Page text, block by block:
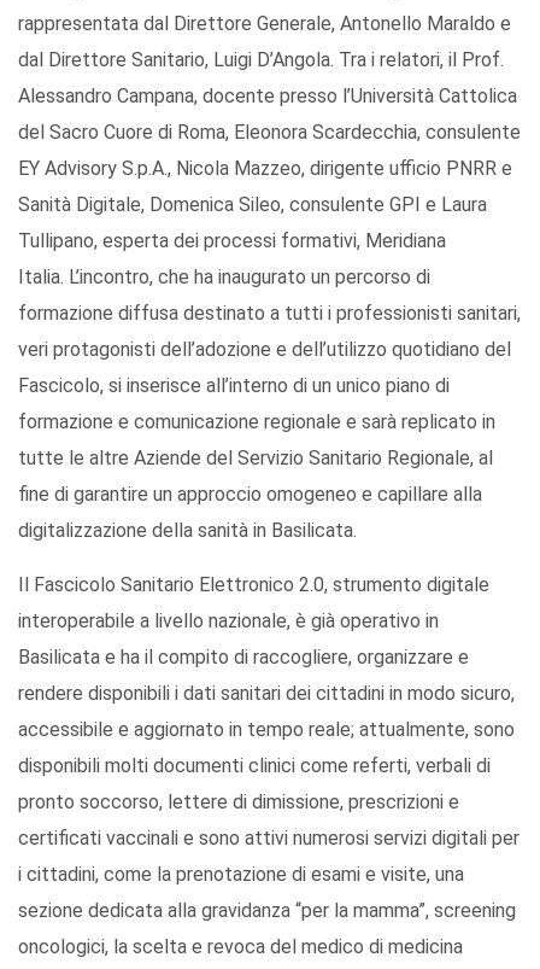
rappresentata dal Direttore Generale, Antonello Maraldo e
dal Direttore Sanitario, Luigi D’Angola. Tra i relatori, il Prof.
Alessandro Campana, docente presso l’Università Cattolica
del Sacro Cuore di Roma, Eleonora Scardecchia, consulente
EY Advisory S.p.A., Nicola Mazzeo, dirigente ufficio PNRR e
Sanità Digitale, Domenica Sileo, consulente GPI e Laura
Tullipano, esperta dei processi formativi, Meridiana
Italia. L’incontro, che ha inaugurato un percorso di
formazione diffusa destinato a tutti i professionisti sanitari,
veri protagonisti dell’adozione e dell’utilizzo quotidiano del
Fascicolo, si inserisce all’interno di un unico piano di
formazione e comunicazione regionale e sarà replicato in
tutte le altre Aziende del Servizio Sanitario Regionale, al
fine di garantire un approccio omogeneo e capillare alla
digitalizzazione della sanità in Basilicata.
Il Fascicolo Sanitario Elettronico 2.0, strumento digitale
interoperabile a livello nazionale, è già operativo in
Basilicata e ha il compito di raccogliere, organizzare e
rendere disponibili i dati sanitari dei cittadini in modo sicuro,
accessibile e aggiornato in tempo reale; attualmente, sono
disponibili molti documenti clinici come referti, verbali di
pronto soccorso, lettere di dimissione, prescrizioni e
certificati vaccinali e sono attivi numerosi servizi digitali per
i cittadini, come la prenotazione di esami e visite, una
sezione dedicata alla gravidanza “per la mamma”, screening
oncologici, la scelta e revoca del medico di medicina